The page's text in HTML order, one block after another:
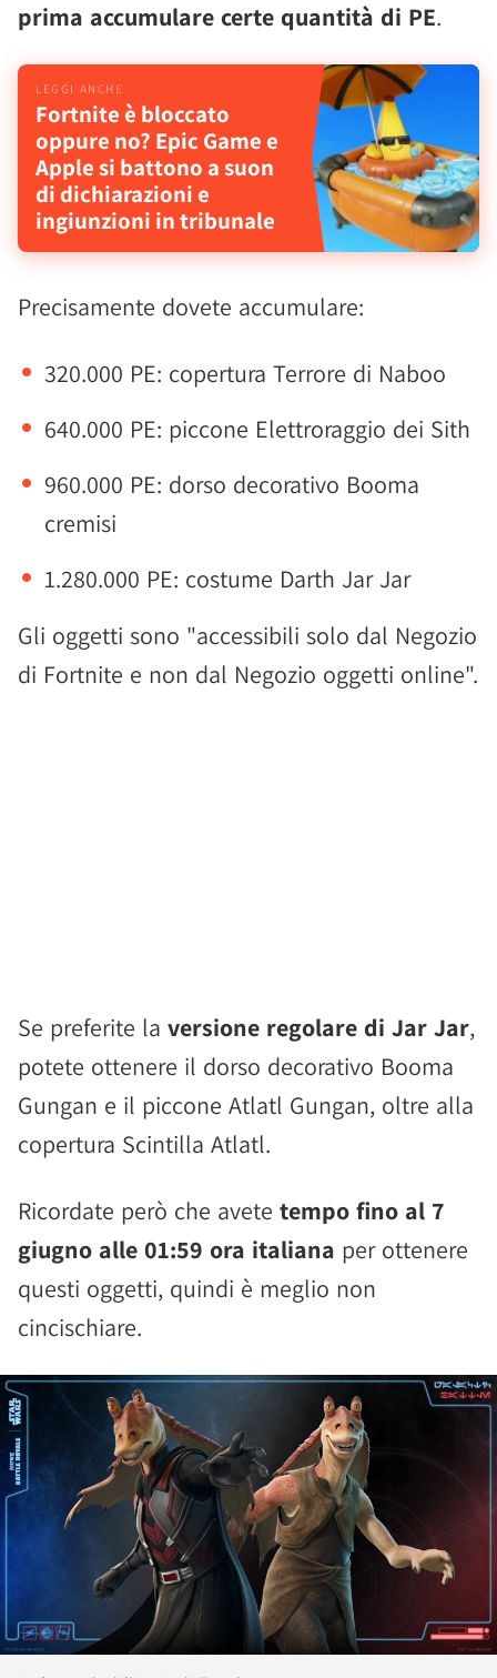
prima accumulare certe quantità di PE.
Fortnite è bloccato
oppure no? Epic Game e
Apple si battono a suon
di dichiarazioni e
ingiunzioni in tribunale
Precisamente dovete accumulare:
320.000 PE: copertura Terrore di Naboo
640.000 PE: piccone Elettroraggio dei Sith
960.000 PE: dorso decorativo Booma
cremisi
1.280.000 PE: costume Darth Jar Jar
Gli oggetti sono "accessibili solo dal Negozio
di Fortnite e non dal Negozio oggetti online".
Se preferite la versione regolare di Jar Jar,
potete ottenere il dorso decorativo Booma
Gungan e il piccone Atlatl Gungan, oltre alla
copertura Scintilla Atlatl.
Ricordate però che avete tempo fino al 7
giugno alle 01:59 ora italiana per ottenere
questi oggetti, quindi è meglio non
cincischiare.